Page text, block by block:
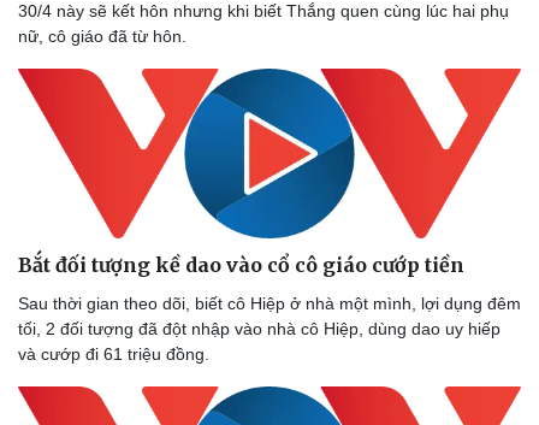
30/4 này sẽ kết hôn nhưng khi biết Thắng quen cùng lúc hai phụ
nữ, cô giáo đã từ hôn.
Bắt đối tượng kề dao vào cổ cô giáo cướp tiền
Sau thời gian theo dõi, biết cô Hiệp ở nhà một mình, lợi dụng đêm
tối, 2 đối tượng đã đột nhập vào nhà cô Hiệp, dùng dao uy hiếp
và cướp đi 61 triệu đồng.